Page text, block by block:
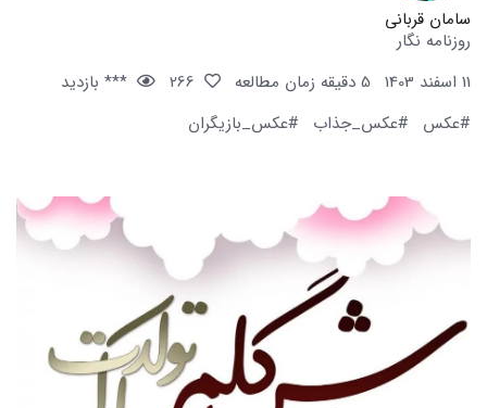
سامان قربانی
روزنامه نگار
11 اسفند 1403
5 دقیقه زمان مطالعه
*** بازدید
#عکس
#عکس_جذاب #عکس_بازیگران